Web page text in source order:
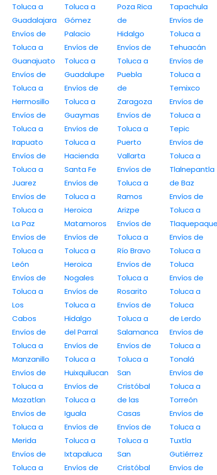
Toluca a
Guadalajara
Envíos de
Toluca a
Guanajuato
Envíos de
Toluca a
Hermosillo
Envíos de
Toluca a
Irapuato
Envíos de
Toluca a
Juarez
Envíos de
Toluca a
La Paz
Envíos de
Toluca a
León
Envíos de
Toluca a
Los
Cabos
Envíos de
Toluca a
Manzanillo
Envíos de
Toluca a
Mazatlan
Envíos de
Toluca a
Merida
Envíos de
Toluca a
Toluca a
Gómez
Palacio
Envíos de
Toluca a
Guadalupe
Envíos de
Toluca a
Guaymas
Envíos de
Toluca a
Hacienda
Santa Fe
Envíos de
Toluca a
Heroica
Matamoros
Envíos de
Toluca a
Heroica
Nogales
Envíos de
Toluca a
Hidalgo
del Parral
Envíos de
Toluca a
Huixquilucan
Envíos de
Toluca a
Iguala
Envíos de
Toluca a
Ixtapaluca
Envíos de
Poza Rica
de
Hidalgo
Envíos de
Toluca a
Puebla
de
Zaragoza
Envíos de
Toluca a
Puerto
Vallarta
Envíos de
Toluca a
Ramos
Arizpe
Envíos de
Toluca a
Río Bravo
Envíos de
Toluca a
Rosarito
Envíos de
Toluca a
Salamanca
Envíos de
Toluca a
San
Cristóbal
de las
Casas
Envíos de
Toluca a
San
Cristóbal
Tapachula
Envíos de
Toluca a
Tehuacán
Envíos de
Toluca a
Temixco
Envíos de
Toluca a
Tepic
Envíos de
Toluca a
Tlalnepantla
de Baz
Envíos de
Toluca a
Envíos de
Toluca a
Toluca
Envíos de
Toluca a
Toluca
de Lerdo
Envíos de
Toluca a
Tonalá
Envíos de
Toluca a
Torreón
Envíos de
Toluca a
Tuxtla
Gutiérrez
Envíos de